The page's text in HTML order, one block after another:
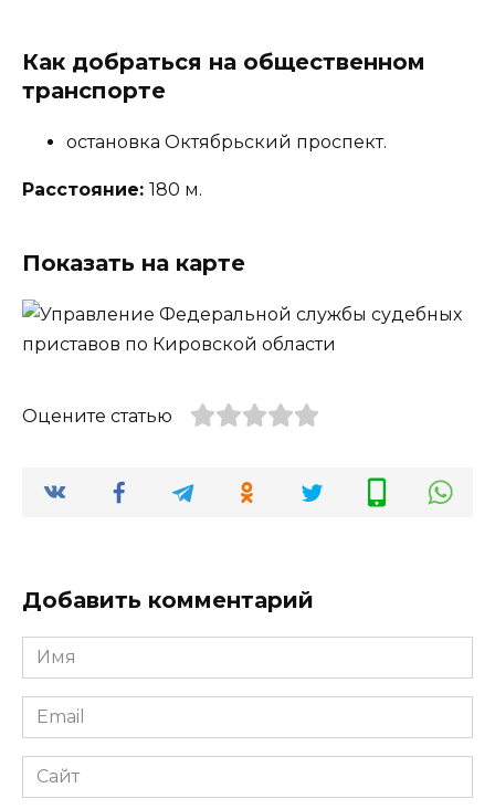
Как добраться на общественном
транспорте
остановка Октябрьский проспект.
Расстояние: 180 м.
Показать на карте
Оцените статью
Добавить комментарий
Имя
*
Email
*
Сайт